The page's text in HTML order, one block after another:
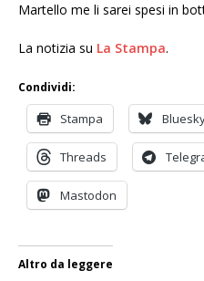
Martello me li sarei spesi in
La notizia su La Stampa.
Condividi:
Stampa
Threads
Mastodon
Altro da leggere